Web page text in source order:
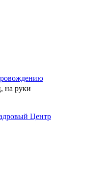
на руки
Центр